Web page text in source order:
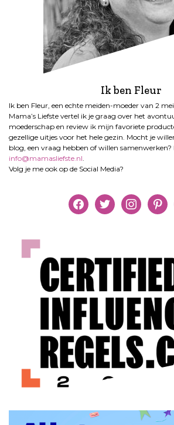
Ik ben Fleur
Ik ben Fleur, een echte meiden-moeder van 2
Mama’s Liefste vertel ik je graag over het
moederschap en review ik mijn favoriete
gezellige uitjes voor het hele gezin. Mocht je
blog, een vraag hebben of willen
info@mamasliefste.nl.
Volg je me ook op de Social Media?
facebooktwitter instagram